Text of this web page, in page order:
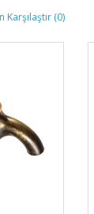
Karşılaştır (0)